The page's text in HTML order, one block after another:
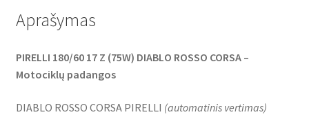
Aprašymas
PIRELLI 180/60 17 Z (75W) DIABLO ROSSO CORSA –
Motociklų padangos
DIABLO ROSSO CORSA PIRELLI (automatinis vertimas)